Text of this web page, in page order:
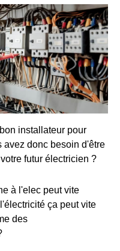
installateur pour
avez donc besoin d'être
futur électricien ?
à l'elec peut vite
ça peut vite
des